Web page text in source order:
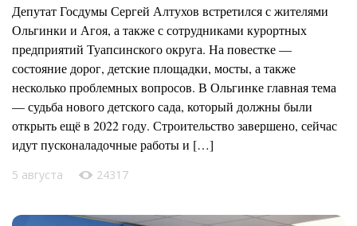
Депутат Госдумы Сергей Алтухов встретился с жителями
Ольгинки и Агоя, а также с сотрудниками курортных
предприятий Туапсинского округа. На повестке —
состояние дорог, детские площадки, мосты, а также
несколько проблемных вопросов. В Ольгинке главная тема
— судьба нового детского сада, который должны были
открыть ещё в 2022 году. Строительство завершено, сейчас
идут пусконаладочные работы и […]
5 августа 24317